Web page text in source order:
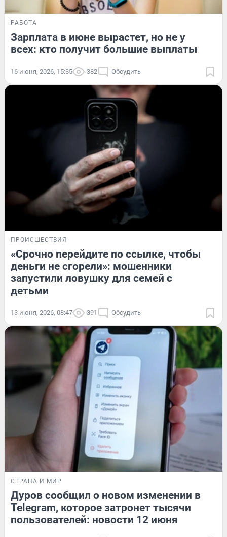
РАБОТА
Зарплата в июне вырастет, но не у
всех: кто получит большие выплаты
16 июня, 2026, 15:35 382 Обсудить
ПРОИСШЕСТВИЯ
«Срочно перейдите по ссылке, чтобы
деньги не сгорели»: мошенники
запустили ловушку для семей с
детьми
13 июня, 2026, 08:47 391 Обсудить
СТРАНА И МИР
Дуров сообщил о новом изменении в
Telegram, которое затронет тысячи
пользователей: новости 12 июня